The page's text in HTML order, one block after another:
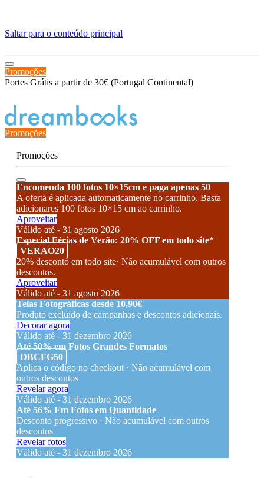
Saltar para o conteúdo principal
Promoções
Portes Grátis a partir de 30€ (Portugal Continental)
Promoções
Promoções
Encomenda 100 fotos 10×15cm e paga apenas 50
A oferta é aplicada automaticamente no carrinho. Basta
adicionares 100 fotos 10×15 cm ao carrinho.
Aproveitar
Válido até - 31 agosto 2026
Especial Férias de Verão: 20% OFF em todo site*
VERAO20
20% desconto em todo site· Não acumulável com outros
descontos.
Aproveitar
Válido até - 31 agosto 2026
Telas Fotográficas desde 10,90€
Produto excluído de campanhas e descontos adicionais.
Decorar agora
Válido até - 31 dezembro 2026
Até 50% em Fotos Grandes Formatos
DBCFG50
Aplica o código no checkout · Não acumulável com
outros descontos
Revelar agora
Válido até - 31 dezembro 2026
Até 56% Em Fotos em Quantidade
Desconto progressivo · Não acumulável com outros
descontos
Revelar fotos
Válido até - 31 dezembro 2026
≡